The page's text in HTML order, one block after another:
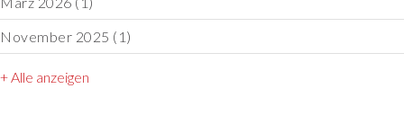
November 2025 (1)
+ Alle anzeigen